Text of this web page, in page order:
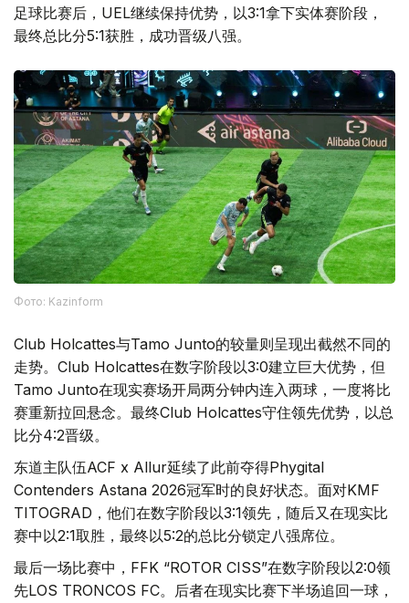
足球比赛后，UEL继续保持优势，以3:1拿下实体赛阶段，
最终总比分5:1获胜，成功晋级八强。
Фото: Kazinform
Club Holcattes与Tamo Junto的较量则呈现出截然不同的
走势。Club Holcattes在数字阶段以3:0建立巨大优势，但
Tamo Junto在现实赛场开局两分钟内连入两球，一度将比
赛重新拉回悬念。最终Club Holcattes守住领先优势，以总
比分4:2晋级。
东道主队伍ACF x Allur延续了此前夺得Phygital
Contenders Astana 2026冠军时的良好状态。面对KMF
TITOGRAD，他们在数字阶段以3:1领先，随后又在现实比
赛中以2:1取胜，最终以5:2的总比分锁定八强席位。
最后一场比赛中，FFK “ROTOR CISS”在数字阶段以2:0领
先LOS TRONCOS FC。后者在现实比赛下半场追回一球，